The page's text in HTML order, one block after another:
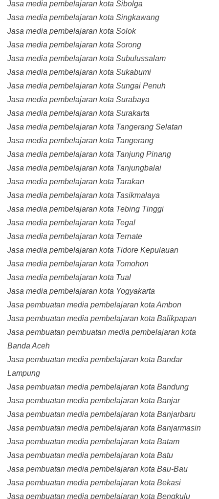
Jasa media pembelajaran kota Sibolga
Jasa media pembelajaran kota Singkawang
Jasa media pembelajaran kota Solok
Jasa media pembelajaran kota Sorong
Jasa media pembelajaran kota Subulussalam
Jasa media pembelajaran kota Sukabumi
Jasa media pembelajaran kota Sungai Penuh
Jasa media pembelajaran kota Surabaya
Jasa media pembelajaran kota Surakarta
Jasa media pembelajaran kota Tangerang Selatan
Jasa media pembelajaran kota Tangerang
Jasa media pembelajaran kota Tanjung Pinang
Jasa media pembelajaran kota Tanjungbalai
Jasa media pembelajaran kota Tarakan
Jasa media pembelajaran kota Tasikmalaya
Jasa media pembelajaran kota Tebing Tinggi
Jasa media pembelajaran kota Tegal
Jasa media pembelajaran kota Ternate
Jasa media pembelajaran kota Tidore Kepulauan
Jasa media pembelajaran kota Tomohon
Jasa media pembelajaran kota Tual
Jasa media pembelajaran kota Yogyakarta
Jasa pembuatan media pembelajaran kota Ambon
Jasa pembuatan media pembelajaran kota Balikpapan
Jasa pembuatan pembuatan media pembelajaran kota
Banda Aceh
Jasa pembuatan media pembelajaran kota Bandar
Lampung
Jasa pembuatan media pembelajaran kota Bandung
Jasa pembuatan media pembelajaran kota Banjar
Jasa pembuatan media pembelajaran kota Banjarbaru
Jasa pembuatan media pembelajaran kota Banjarmasin
Jasa pembuatan media pembelajaran kota Batam
Jasa pembuatan media pembelajaran kota Batu
Jasa pembuatan media pembelajaran kota Bau-Bau
Jasa pembuatan media pembelajaran kota Bekasi
Jasa pembuatan media pembelajaran kota Bengkulu